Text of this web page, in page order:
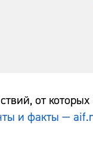
от
и факты —